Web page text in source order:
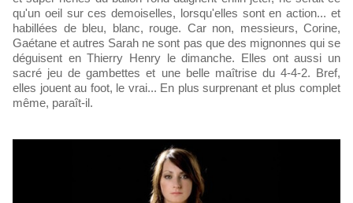
qu'un oeil sur ces demoiselles, lorsqu'elles sont en action... et
habillées de bleu, blanc, rouge. Car non, messieurs, Corine,
Gaétane et autres Sarah ne sont pas que des mignonnes qui se
déguisent en Thierry Henry le dimanche. Elles ont aussi un
sacré jeu de gambettes et une belle maîtrise du 4-4-2. Bref,
elles jouent au foot, le vrai... En plus surprenant et plus complet
même, paraît-il.